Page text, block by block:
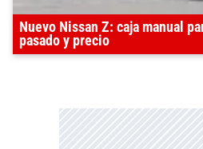
Nuevo Nissan Z: caja manual
pasado y precio